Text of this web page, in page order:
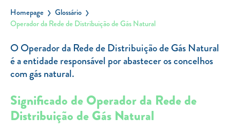
Sobre nós
Contactos
FAQ
Blog
Mais informações
SERVIÇOS
ROTULAGEM
Homepage
Glossário
Operador da Rede de Distribuição de Gás Natural
O Operador da Rede de Distribuição de Gás Natural
é a entidade responsável por abastecer os concelhos
com gás natural.
Significado de Operador da Rede de
Distribuição de Gás Natural